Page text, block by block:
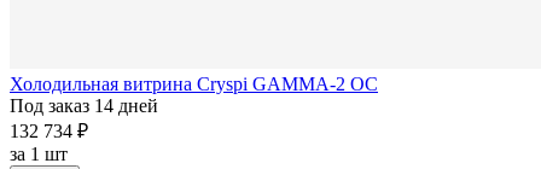
Холодильная витрина Cryspi GAMMA-2 OC
Под заказ 14 дней
132 734 ₽
за 1 шт